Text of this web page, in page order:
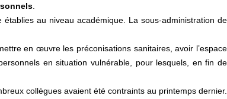
au niveau académique. La sous-administration de
en œuvre les préconisations sanitaires, avoir l’espace
en situation vulnérable, pour lesquels, en fin de
collègues avaient été contraints au printemps dernier.